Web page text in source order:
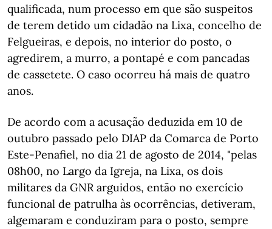
qualificada, num processo em que são suspeitos
de terem detido um cidadão na Lixa, concelho de
Felgueiras, e depois, no interior do posto, o
agredirem, a murro, a pontapé e com pancadas
de cassetete. O caso ocorreu há mais de quatro
anos.
De acordo com a acusação deduzida em 10 de
outubro passado pelo DIAP da Comarca de Porto
Este-Penafiel, no dia 21 de agosto de 2014, "pelas
08h00, no Largo da Igreja, na Lixa, os dois
militares da GNR arguidos, então no exercício
funcional de patrulha às ocorrências, detiveram,
algemaram e conduziram para o posto, sempre